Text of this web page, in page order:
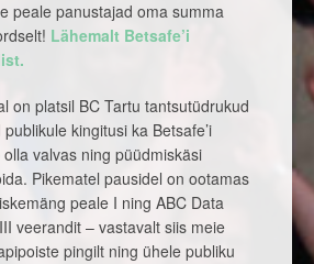
peale panustajad oma summa
Lähemalt Betsafe’i
on platsil BC Tartu tantsutüdrukud
kingitusi ka Betsafe’i
valvas ning püüdmiskäsi
Pikematel pausidel on ootamas
peale I ning ABC Data
veerandit – vastavalt siis meie
pingilt ning ühele publiku